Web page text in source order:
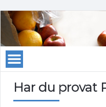
Har du provat